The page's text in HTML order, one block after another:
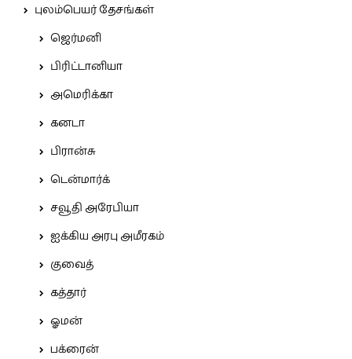
புலம்பெயர் தேசங்கள்
ஜெர்மனி
பிரிட்டானியா
அமெரிக்கா
கனடா
பிரான்சு
டென்மார்க்
சவூதி அரேபியா
ஐக்கிய அரபு அமீரகம்
குவைத்
கத்தார்
ஓமன்
பக்ரைன்